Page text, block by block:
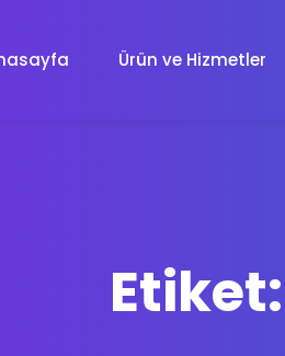
Ürün ve Hizmetler
E-Ticaret Sitesi
E-Ticaret Paketleri
Etiket: